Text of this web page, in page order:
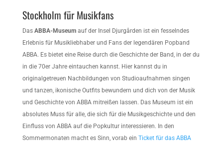
Stockholm für Musikfans
Das ABBA-Museumauf der Insel Djurgården ist ein fesselndes
Erlebnis für Musikliebhaber und Fans der legendären Popband
ABBA. Es bietet eine Reise durch die Geschichte der Band, in der du
in die 70er Jahre eintauchen kannst. Hier kannst du in
originalgetreuen Nachbildungen von Studioaufnahmen singen
und tanzen, ikonische Outfits bewundern und dich von der Musik
und Geschichte von ABBA mitreißen lassen. Das Museum ist ein
absolutes Muss für alle, die sich für die Musikgeschichte und den
Einfluss von ABBA auf die Popkultur interessieren. In den
Sommermonaten macht es Sinn, vorab ein Ticket für das ABBA